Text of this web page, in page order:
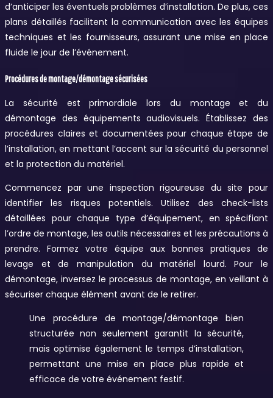
d’anticiper les éventuels problèmes d’installation. De plus, ces
plans détaillés facilitent la communication avec les équipes
techniques et les fournisseurs, assurant une mise en place
fluide le jour de l’événement.
Procédures de montage/démontage sécurisées
La sécurité est primordiale lors du montage et du
démontage des équipements audiovisuels. Établissez des
procédures claires et documentées pour chaque étape de
l’installation, en mettant l’accent sur la sécurité du personnel
et la protection du matériel.
Commencez par une inspection rigoureuse du site pour
identifier les risques potentiels. Utilisez des check-lists
détaillées pour chaque type d’équipement, en spécifiant
l’ordre de montage, les outils nécessaires et les précautions à
prendre. Formez votre équipe aux bonnes pratiques de
levage et de manipulation du matériel lourd. Pour le
démontage, inversez le processus de montage, en veillant à
sécuriser chaque élément avant de le retirer.
Une procédure de montage/démontage bien
structurée non seulement garantit la sécurité,
mais optimise également le temps d’installation,
permettant une mise en place plus rapide et
efficace de votre événement festif.